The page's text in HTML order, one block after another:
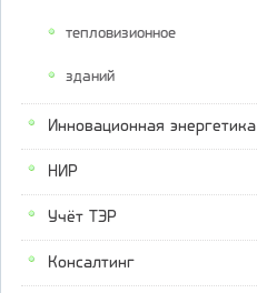
тепловизионное
зданий
Инновационная энергетика
НИР
Учёт ТЭР
Консалтинг